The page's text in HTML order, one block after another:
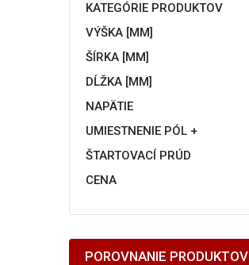
KATEGÓRIE PRODUKTOV
VÝŠKA [MM]
ŠÍRKA [MM]
DĹŽKA [MM]
NAPÄTIE
UMIESTNENIE PÓL +
ŠTARTOVACÍ PRÚD
CENA
POROVNANIE PRODUKTOV